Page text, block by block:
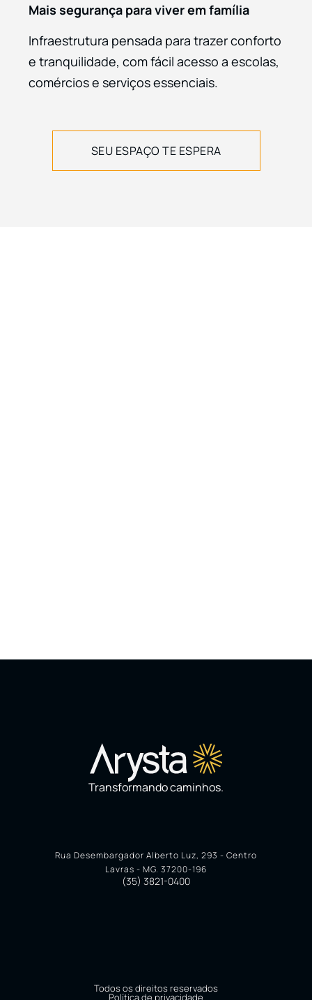
Mais segurança para viver em família
Infraestrutura pensada para trazer conforto
e tranquilidade, com fácil acesso a escolas,
comércios e serviços essenciais.
SEU ESPAÇO TE ESPERA
Transformando caminhos.
Rua Desembargador Alberto Luz, 293 - Centro
Lavras - MG. 37200-196
(35) 3821-0400
Todos os direitos reservados
Política de privacidade